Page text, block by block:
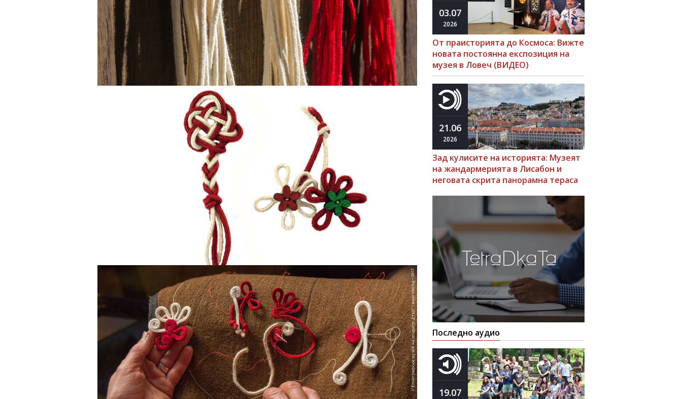
03.07
2026
От праисторията до Космоса: Вижте
новата постоянна експозиция на
музея в Ловеч (ВИДЕО)
21.06
2026
Зад кулисите на историята: Музеят
на жандармерията в Лисабон и
неговата скрита панорамна тераса
Последно аудио
19.07